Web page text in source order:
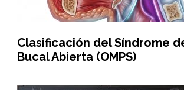
Clasificación del Síndrome
Bucal Abierta (OMPS)